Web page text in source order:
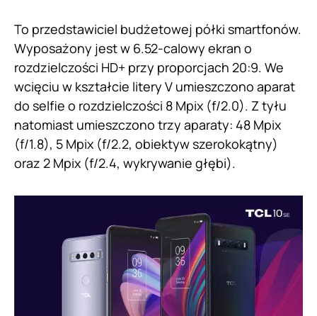
To przedstawiciel budżetowej półki smartfonów.
Wyposażony jest w 6.52-calowy ekran o
rozdzielczości HD+ przy proporcjach 20:9. We
wcięciu w kształcie litery V umieszczono aparat
do selfie o rozdzielczości 8 Mpix (f/2.0). Z tyłu
natomiast umieszczono trzy aparaty: 48 Mpix
(f/1.8), 5 Mpix (f/2.2, obiektyw szerokokątny)
oraz 2 Mpix (f/2.4, wykrywanie głębi).